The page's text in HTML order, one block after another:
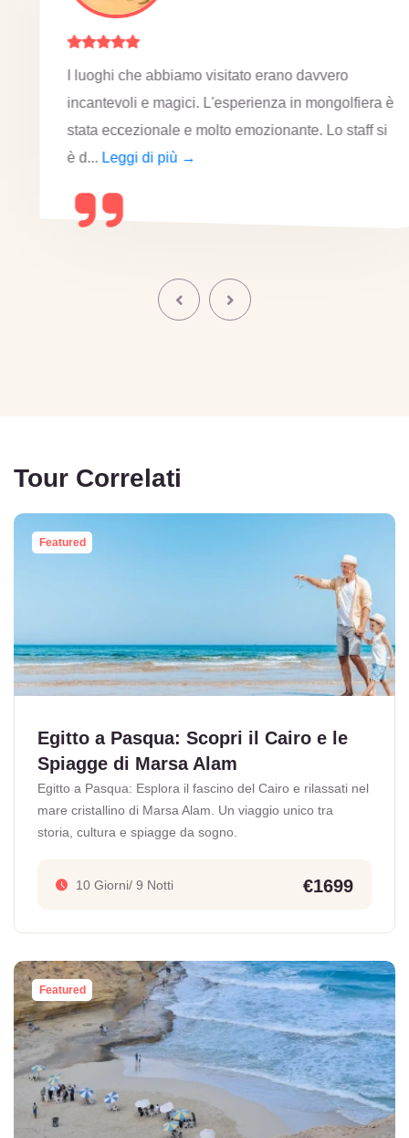
I luoghi che abbiamo visitato erano davvero
incantevoli e magici. L'esperienza in mongolfiera è
stata eccezionale e molto emozionante. Lo staff si
è d... Leggi di più →
Tour Correlati
Featured
Egitto a Pasqua: Scopri il Cairo e le
Spiagge di Marsa Alam
Egitto a Pasqua: Esplora il fascino del Cairo e rilassati nel
mare cristallino di Marsa Alam. Un viaggio unico tra
storia, cultura e spiagge da sogno.
10 Giorni/ 9 Notti €1699
Featured